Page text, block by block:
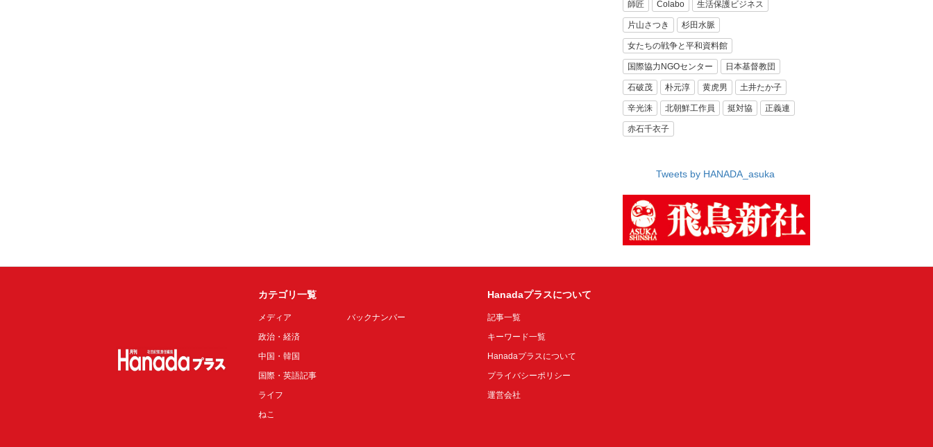
師匠 Colabo 生活保護ビジネス
片山さつき 杉田水脈
女たちの戦争と平和資料館
国際協力NGOセンター 日本基督教団
石破茂 朴元淳 黄虎男 土井たか子
辛光洙 北朝鮮工作員 挺対協 正義連
赤石千衣子
Tweets by HANADA_asuka
カテゴリ一覧
メディア
政治・経済
中国・韓国
国際・英語記事
ライフ
ねこ
バックナンバー
Hanadaプラスについて
記事一覧
キーワード一覧
Hanadaプラスについて
プライバシーポリシー
運営会社